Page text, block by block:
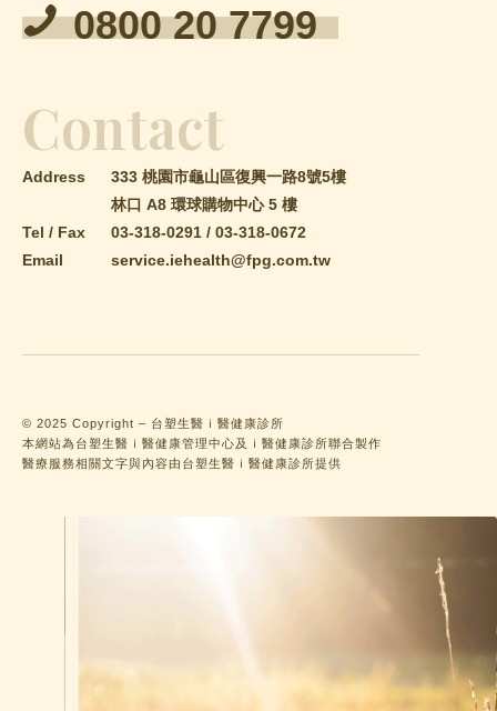
0800 20 7799
Contact
Address
333 桃園市龜山區復興一路8號5樓
林口 A8 環球購物中心 5 樓
Tel / Fax
03-318-0291 / 03-318-0672
Email
service.iehealth@fpg.com.tw
© 2025 Copyright – 台塑生醫ｉ醫健康診所
本網站為台塑生醫ｉ醫健康管理中心及ｉ醫健康診所聯合製作
醫療服務相關文字與內容由台塑生醫ｉ醫健康診所提供